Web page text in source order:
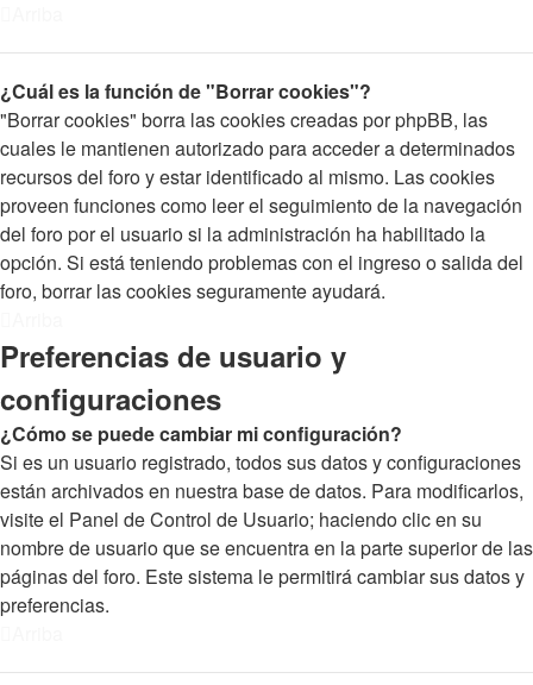
¿Cuál es la función de "Borrar cookies"?
"Borrar cookies" borra las cookies creadas por phpBB, las
cuales le mantienen autorizado para acceder a determinados
recursos del foro y estar identificado al mismo. Las cookies
proveen funciones como leer el seguimiento de la navegación
del foro por el usuario si la administración ha habilitado la
opción. Si está teniendo problemas con el ingreso o salida del
foro, borrar las cookies seguramente ayudará.
Preferencias de usuario y
configuraciones
¿Cómo se puede cambiar mi configuración?
Si es un usuario registrado, todos sus datos y configuraciones
están archivados en nuestra base de datos. Para modificarlos,
visite el Panel de Control de Usuario; haciendo clic en su
nombre de usuario que se encuentra en la parte superior de las
páginas del foro. Este sistema le permitirá cambiar sus datos y
preferencias.